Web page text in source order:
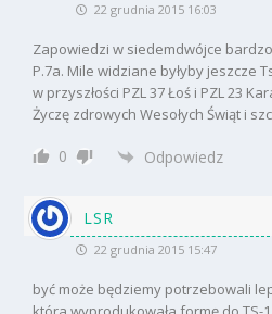
22 grudnia 2015 16:03
Zapowiedzi w siedemdwójce
P.7a. Mile widziane byłyby jeszcze
w przyszłości PZL 37 Łoś i PZL 23
Życzę zdrowych Wesołych Świąt i
0 Odpowiedz
LSR
22 grudnia 2015 15:47
być może będziemy potrzebowali